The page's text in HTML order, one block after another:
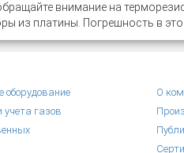
внимание на
из платины. Погрешность в
оборудование
учета газов
О